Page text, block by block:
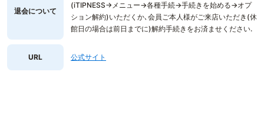
退会について
(iTIPNESS→メニュー→各種手続→手続きを始める→オプ
ション解約)いただくか､会員ご本人様がご来店いただき(休
館日の場合は前日までに)解約手続きをお済ませください.
URL 公式サイト